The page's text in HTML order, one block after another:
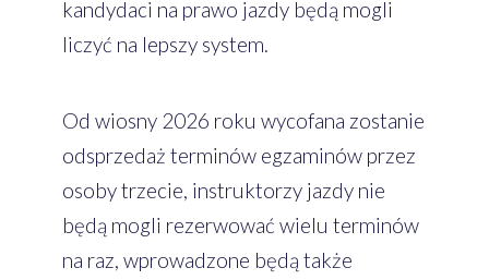
kandydaci na prawo jazdy będą mogli
liczyć na lepszy system.
Od wiosny 2026 roku wycofana zostanie
odsprzedaż terminów egzaminów przez
osoby trzecie, instruktorzy jazdy nie
będą mogli rezerwować wielu terminów
na raz, wprowadzone będą także